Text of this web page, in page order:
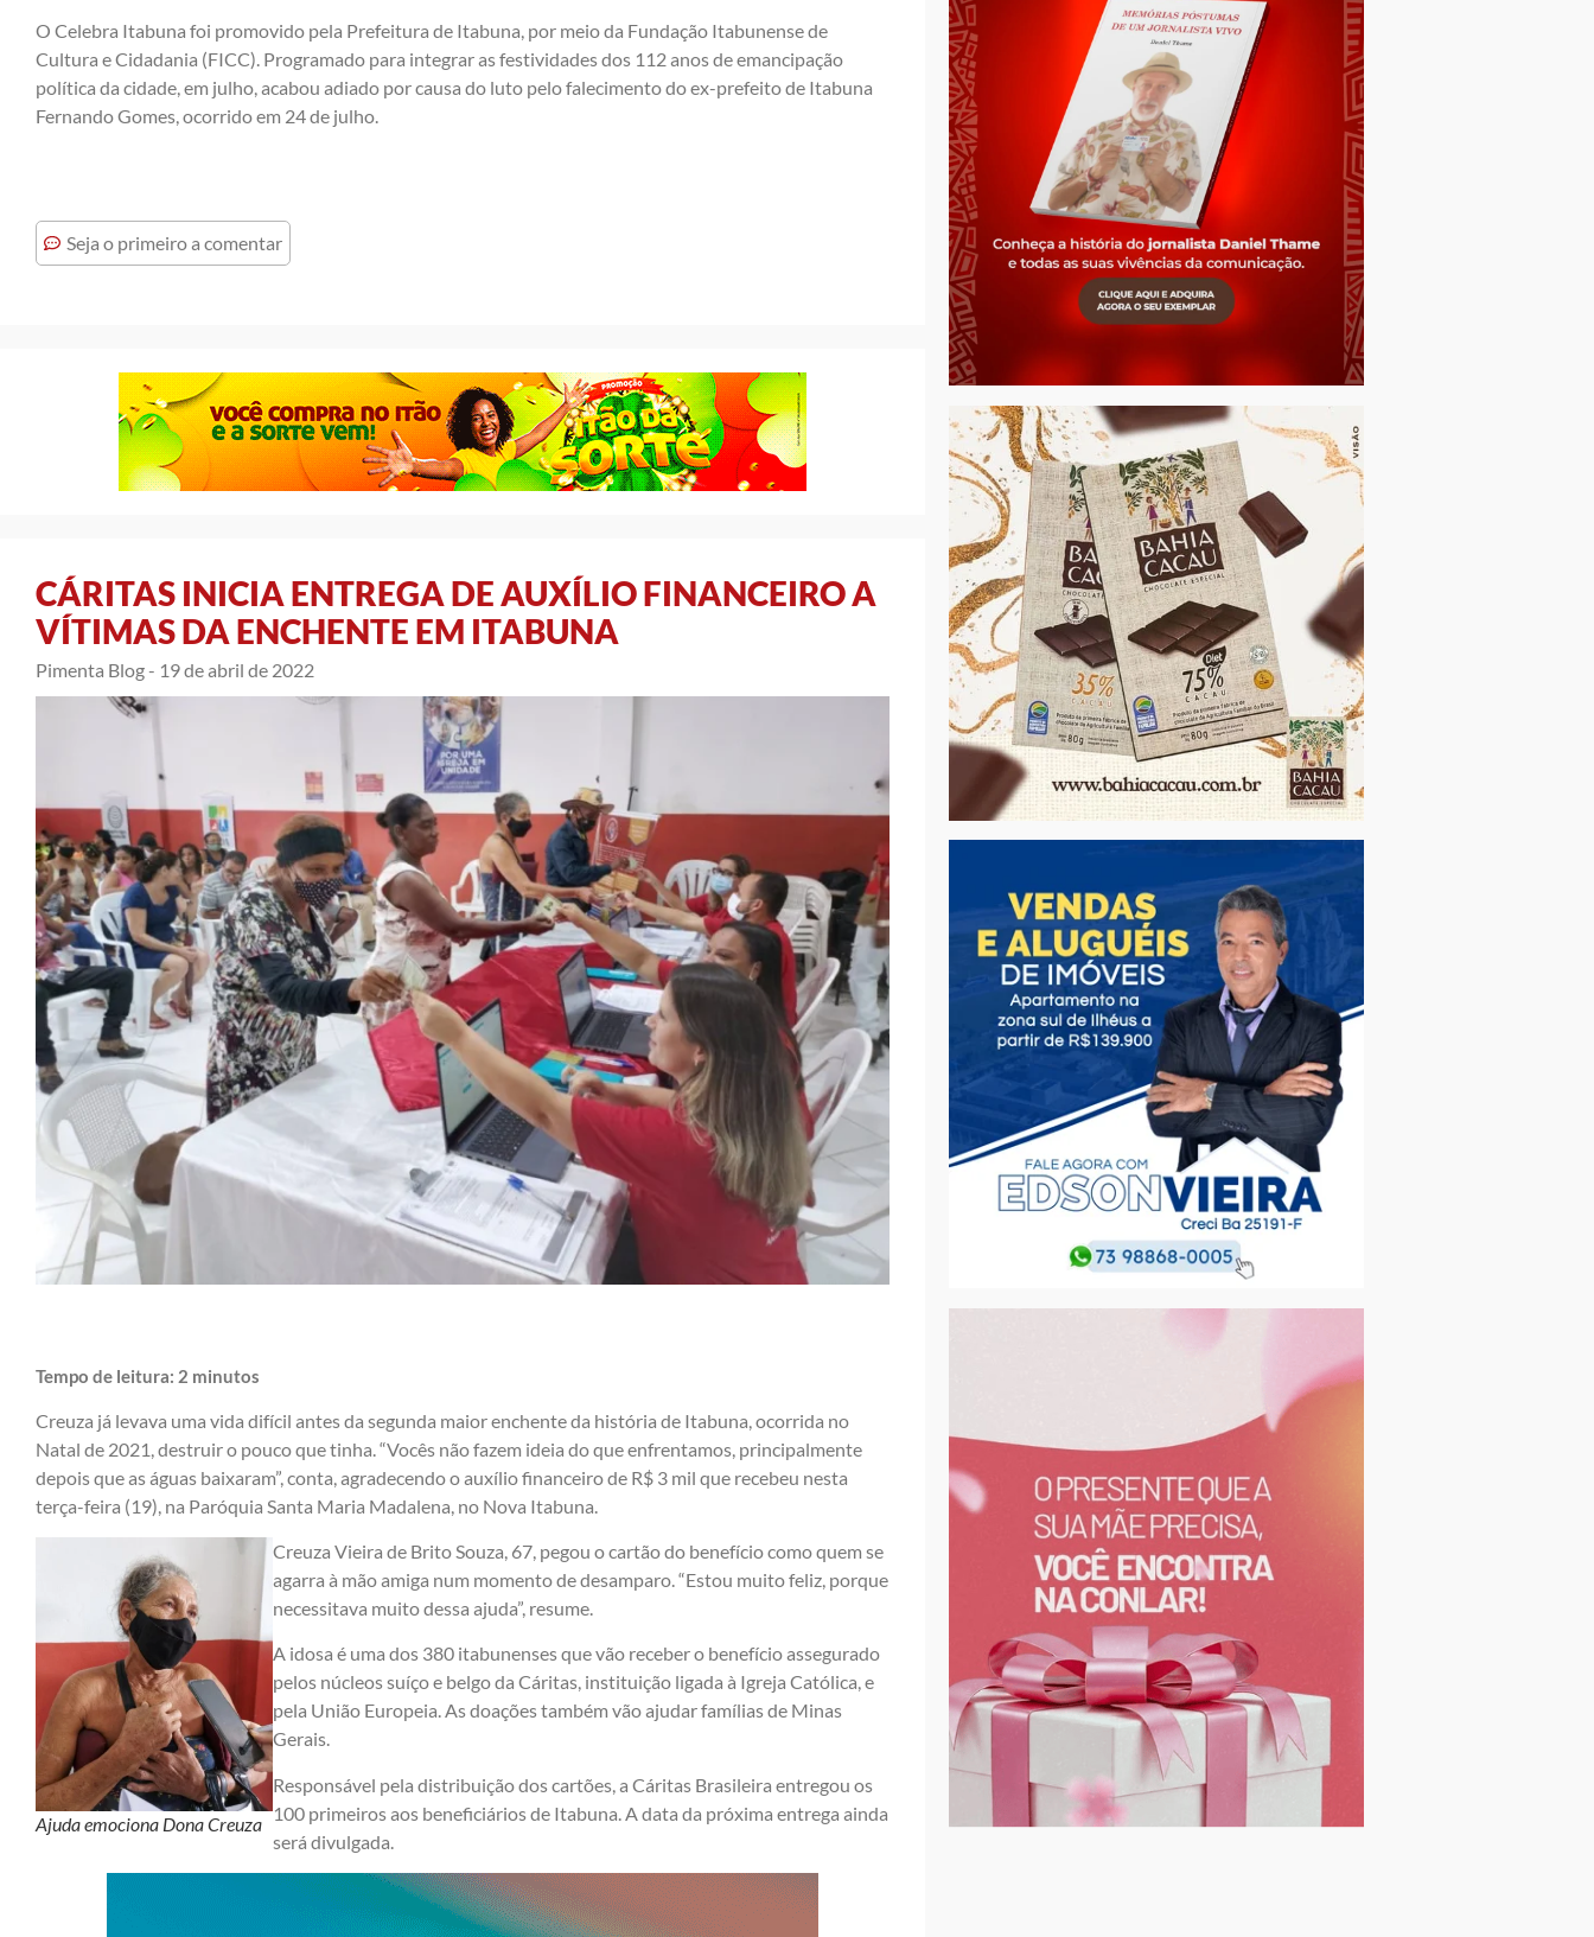
O Celebra Itabuna foi promovido pela Prefeitura de Itabuna, por meio da Fundação Itabunense de
Cultura e Cidadania (FICC). Programado para integrar as festividades dos 112 anos de emancipação
política da cidade, em julho, acabou adiado por causa do luto pelo falecimento do ex-prefeito de Itabuna
Fernando Gomes, ocorrido em 24 de julho.
Seja o primeiro a comentar
CÁRITAS INICIA ENTREGA DE AUXÍLIO FINANCEIRO A
VÍTIMAS DA ENCHENTE EM ITABUNA
Pimenta Blog - 19 de abril de 2022
Tempo de leitura: 2 minutos
Creuza já levava uma vida difícil antes da segunda maior enchente da história de Itabuna, ocorrida no
Natal de 2021, destruir o pouco que tinha. “Vocês não fazem ideia do que enfrentamos, principalmente
depois que as águas baixaram”, conta, agradecendo o auxílio financeiro de R$ 3 mil que recebeu nesta
terça-feira (19), na Paróquia Santa Maria Madalena, no Nova Itabuna.
Ajuda emociona Dona Creuza
Creuza Vieira de Brito Souza, 67, pegou o cartão do benefício como quem se
agarra à mão amiga num momento de desamparo. “Estou muito feliz, porque
necessitava muito dessa ajuda”, resume.
A idosa é uma dos 380 itabunenses que vão receber o benefício assegurado
pelos núcleos suíço e belgo da Cáritas, instituição ligada à Igreja Católica, e
pela União Europeia. As doações também vão ajudar famílias de Minas
Gerais.
Responsável pela distribuição dos cartões, a Cáritas Brasileira entregou os
100 primeiros aos beneficiários de Itabuna. A data da próxima entrega ainda
será divulgada.